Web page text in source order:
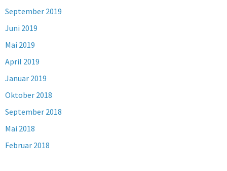
September 2019
Juni 2019
Mai 2019
April 2019
Januar 2019
Oktober 2018
September 2018
Mai 2018
Februar 2018